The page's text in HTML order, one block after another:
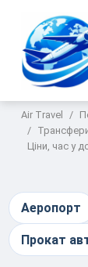
Air Travel
Ціни, час у
Аеропорт
Прокат